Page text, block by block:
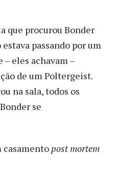
que procurou Bonder
passando por um
eles achavam –
de um Poltergeist.
na sala, todos os
se
casamento post mortem